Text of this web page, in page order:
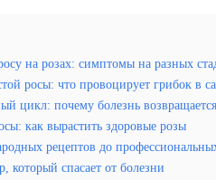
на розах: симптомы на разных
росы: что провоцирует грибок в
цикл: почему болезнь возвращается
как вырастить здоровые розы
рецептов до
который спасает от болезни